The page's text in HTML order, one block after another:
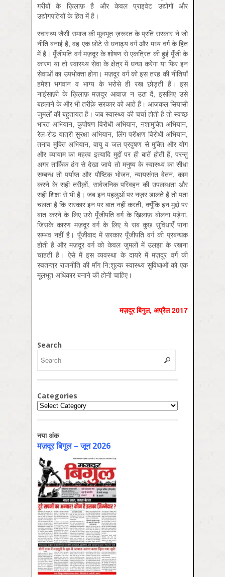
ग़रीबों के ख़ि‍लाफ़ है और केवल प्राइवेट उद्योगों और
उद्योगपतियों के हित में है।
स्वास्थ्य जैसी समाज की मूलभूत ज़रूरत के प्रति सरकार ने जो
नीति बनाई है, वह एक छोटे से धनाढ्य वर्ग और मध्य वर्ग के हित
में है। पूँजीपति वर्ग मज़दूर के शोषण से एकत्रित की हुई पूँजी के
कारण या तो स्वास्थ्य सेवा के क्षेत्र में धन्धा करेगा या फिर इन
सेवाओं का उपभोक्ता होगा। मज़दूर वर्ग को इस तरह की नीतियाँ
हमेशा भगवान व भाग्य के भरोसे ही रख छोड़ती हैं। इस
नाइंसाफ़ी के ख़ि‍लाफ़ मज़दूर आवाज़ न उठा दें, इसलिए उसे
बहलाने के और भी तरीक़े सरकार को आते हैं। आजकल सियासी
जुमलों की बहुतायत है। जब स्वास्थ्य की चर्चा होती है तो स्वच्छ
भारत अभियान, कुपोषण विरोधी अभियान, नशामुक्ति अभियान,
रेल-रोड यात्री सुरक्षा अभियान, लिंग परीक्षण विरोधी अभियान,
तनाव मुक्ति अभियान, वायु व जल प्रदुषण से मुक्ति और योग
और व्यायाम का महत्व इत्यादि मुद्दों पर ही बातें होती हैं, परन्तु
अगर तार्किक ढंग से देखा जाये तो मनुष्य के स्वास्थ्य का सीधा
सम्बन्ध तो पर्याप्त और पौष्टिक भोजन, न्यायसंगत वेतन, काम
करने के सही तरीक़ों, सार्वजनिक परिवहन की उपलब्धता और
सही शिक्षा से भी है। जब इन पहलुओं पर नज़र डालते हैं तो पता
चलता है कि सरकार इन पर बात नहीं करती, क्यूँकि इन मुद्दों पर
बात करने के लिए उसे पूँजीपति वर्ग के ख़ि‍लाफ़ बोलना पड़ेगा,
जिसके कारण मज़दूर वर्ग के लिए ये सब कुछ सुविधाएँ पाना
सम्भव नहीं है। पूँजीवाद में सरकार पूँजीपति वर्ग की प्रबन्धक
होती है और मज़दूर वर्ग को केवल जुमलों में उलझा के रखना
चाहती है। ऐसे में इस व्यवस्था के दायरे में मज़दूर वर्ग की
स्वतन्त्र राजनीति की माँग नि:शुल्क स्वास्थ्य सुविधाओं को एक
मूलभूत अधिकार बनाने की होनी चाहिए।
मज़दूर बिगुल, अप्रैल 2017
Search
Categories
Categories
नया अंक
मज़दूर बिगुल – जून 2026